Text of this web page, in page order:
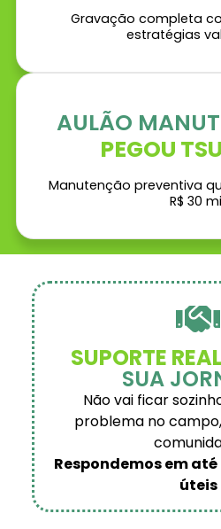
Gravação completa
estratégias
AULÃO
PEGOU
Manutenção preventiva
R$ 30
SUPORTE REAL
SUA
Não vai ficar
problema no
Respondemos em
úteis